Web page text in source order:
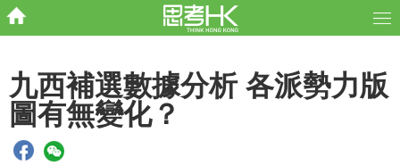
九西補選數據分析 各派勢力版
圖有無變化？